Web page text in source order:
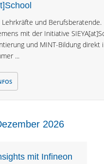
Lehrkräfte und Berufsberatende.
mit der Initiative
und MINT-Bildung direkt
...
2026
mit Infineon